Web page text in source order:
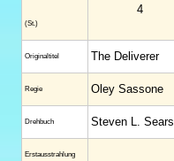
(St.)
4
Original­titel The Deliverer
Regie Oley Sassone
Drehbuch Steven L. Sears
Erstaus­strahlung